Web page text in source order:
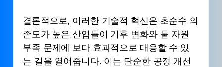
결론적으로, 이러한 기술적 혁신은 초순수 의
존도가 높은 산업들이 기후 변화와 물 자원
부족 문제에 보다 효과적으로 대응할 수 있
는 길을 열어줍니다. 이는 단순한 공정 개선